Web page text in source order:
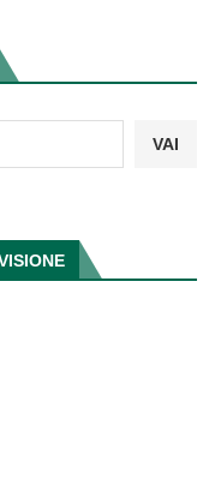
VAI